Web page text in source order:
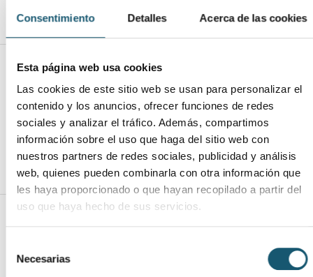
Consentimiento Detalles Acerca de las cookies
Esta página web usa cookies
Las cookies de este sitio web se usan para personalizar el
contenido y los anuncios, ofrecer funciones de redes
sociales y analizar el tráfico. Además, compartimos
información sobre el uso que haga del sitio web con
nuestros partners de redes sociales, publicidad y análisis
web, quienes pueden combinarla con otra información que
les haya proporcionado o que hayan recopilado a partir del
uso que haya hecho de sus servicios.
Necesarias
Idiomas
Valenciano:
Nivel alto
Inglés:
Nivel
medio
Francés:
Nivel
medio
Otros
idiomas:
Árabe
(nativo)
Carné de conducir: